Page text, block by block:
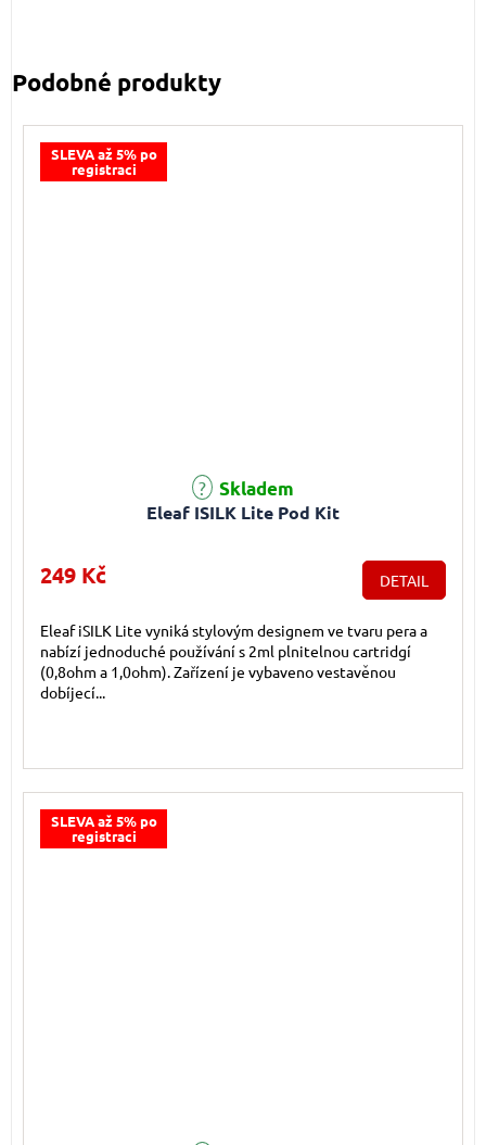
SLEVA až 5% po
registraci
Eleaf ISILK Lite Pod Kit
Průměrné hodnocení produktu je 3,0 z 5 hvězdiček.
Skladem
249 Kč DETAIL
Eleaf iSILK Lite vyniká stylovým designem ve tvaru pera a
nabízí jednoduché používání s 2ml plnitelnou cartridgí
(0,8ohm a 1,0ohm). Zařízení je vybaveno vestavěnou
dobíjecí...
SLEVA až 5% po
registraci